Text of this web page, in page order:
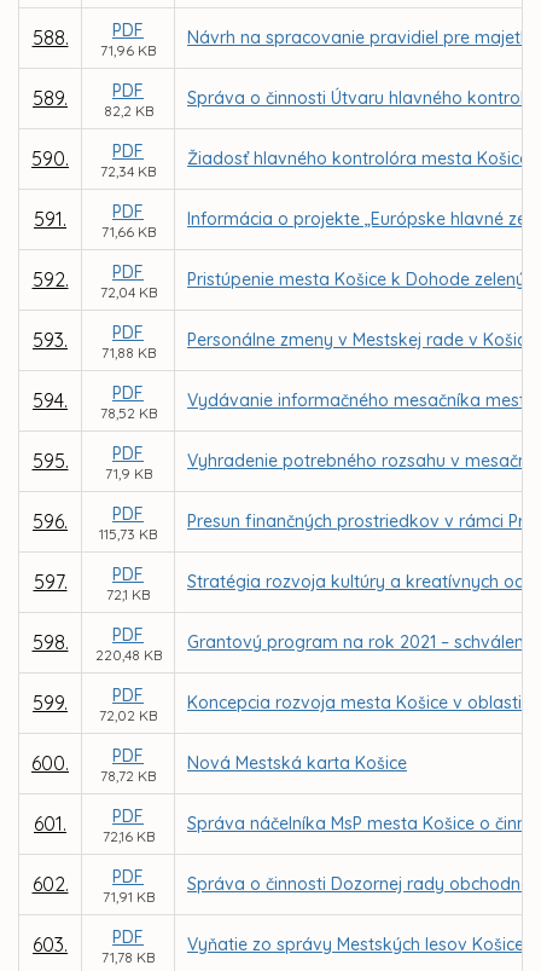
588. PDF
71,96 KB
Návrh na spracovanie pravidiel pre
589. PDF
82,2 KB
Správa o činnosti Útvaru hlavného
590. PDF
72,34 KB
Žiadosť hlavného kontrolóra mesta Košice
591. PDF
71,66 KB
Informácia o projekte „Európske hlavné
592. PDF
72,04 KB
Pristúpenie mesta Košice k Dohode
593. PDF
71,88 KB
Personálne zmeny v Mestskej rade v
594. PDF
78,52 KB
Vydávanie informačného mesačníka mesta
595. PDF
71,9 KB
Vyhradenie potrebného rozsahu v
596. PDF
115,73 KB
Presun finančných prostriedkov v rámci
597. PDF
72,1 KB
Stratégia rozvoja kultúry a kreatívnych
598. PDF
220,48 KB
Grantový program na rok 2021 –
599. PDF
72,02 KB
Koncepcia rozvoja mesta Košice v oblasti
600. PDF
78,72 KB
Nová Mestská karta Košice
601. PDF
72,16 KB
Správa náčelníka MsP mesta Košice o
602. PDF
71,91 KB
Správa o činnosti Dozornej rady obchodnej
603. PDF
71,78 KB
Vyňatie zo správy Mestských lesov Košice